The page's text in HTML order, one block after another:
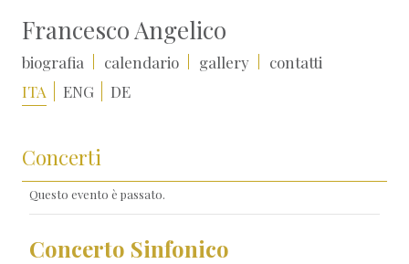
Francesco Angelico
biografia calendario gallery
contatti
ITA
ENG DE
Concerti
Questo evento è passato.
Concerto Sinfonico